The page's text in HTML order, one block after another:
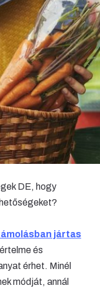
DE, hogy
jártas
és
érhet. Minél
módját, annál